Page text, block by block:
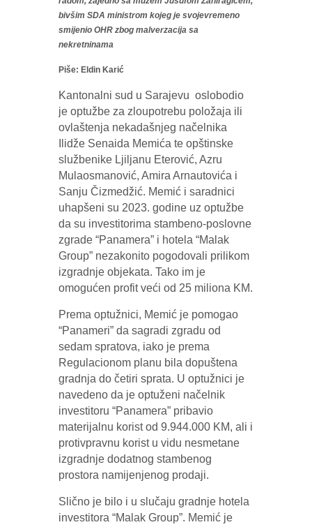
bivšim SDA ministrom kojeg je svojevremeno
smijenio OHR zbog malverzacija sa
nekretninama
Piše: Eldin Karić
Kantonalni sud u Sarajevu oslobodio
je optužbe za zloupotrebu položaja ili
ovlaštenja nekadašnjeg načelnika
Ilidže Senaida Memića te opštinske
službenike Ljiljanu Eterović, Azru
Mulaosmanović, Amira Arnautovića i
Sanju Čizmedžić. Memić i saradnici
uhapšeni su 2023. godine uz optužbe
da su investitorima stambeno-poslovne
zgrade “Panamera” i hotela “Malak
Group” nezakonito pogodovali prilikom
izgradnje objekata. Tako im je
omogućen profit veći od 25 miliona KM.
Prema optužnici, Memić je pomogao
“Panameri” da sagradi zgradu od
sedam spratova, iako je prema
Regulacionom planu bila dopuštena
gradnja do četiri sprata. U optužnici je
navedeno da je optuženi načelnik
investitoru “Panamera” pribavio
materijalnu korist od 9.944.000 KM, ali i
protivpravnu korist u vidu nesmetane
izgradnje dodatnog stambenog
prostora namijenjenog prodaji.
Slično je bilo i u slučaju gradnje hotela
investitora “Malak Group”. Memić je